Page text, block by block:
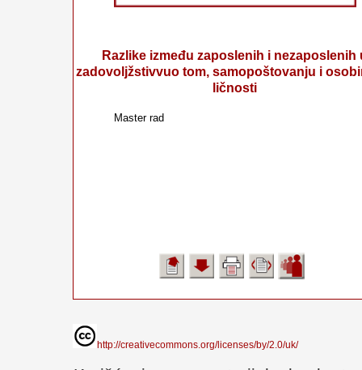
Razlike između zaposlenih i nezaposlenih
zadovoljžstivvuo tom, samopoštovanju i
ličnosti
Master rad
http://creativecommons.org/licenses/by/2.0/uk/